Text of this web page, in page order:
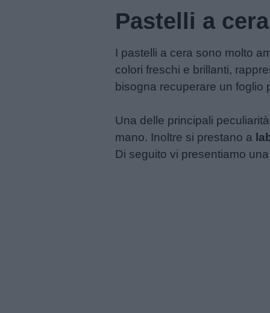
Pastelli a
I pastelli a cera sono molto
colori freschi e brillanti,
bisogna recuperare un foglio
Una delle principali
mano. Inoltre si prestano a
Di seguito vi presentiamo